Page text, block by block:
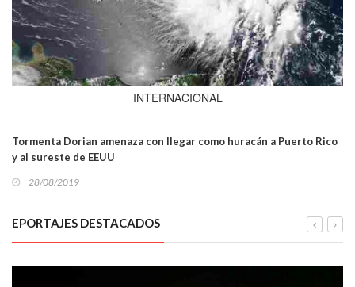
INTERNACIONAL
Tormenta Dorian amenaza con llegar como huracán a Puerto Rico
y al sureste de EEUU
28/08/2019
EPORTAJES DESTACADOS